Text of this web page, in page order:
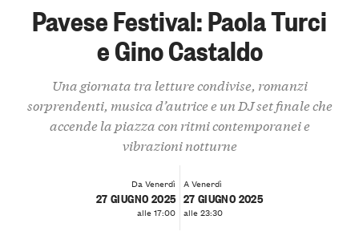
Pavese Festival: Paola Turci
e Gino Castaldo
Una giornata tra letture condivise, romanzi
sorprendenti, musica d’autrice e un DJ set finale che
accende la piazza con ritmi contemporanei e
vibrazioni notturne
Da Venerdì
27 GIUGNO 2025
alle 17:00
A Venerdì
27 GIUGNO 2025
alle 23:30